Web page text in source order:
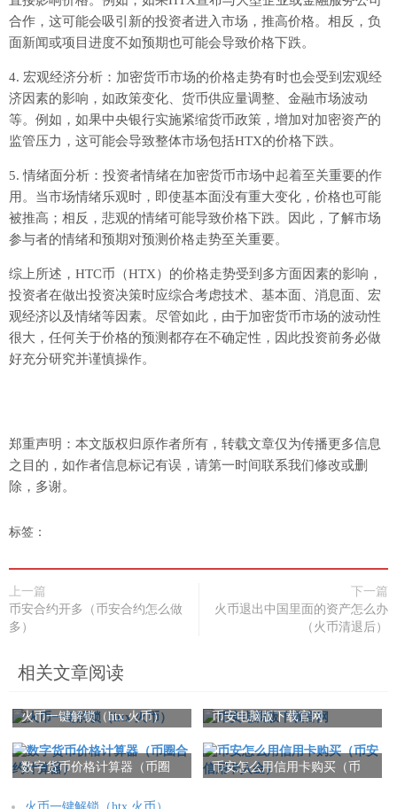
合作，这可能会吸引新的投资者进入市场，推高价格。相反，负
面新闻或项目进度不如预期也可能会导致价格下跌。
4. 宏观经济分析：加密货币市场的价格走势有时也会受到宏观经
济因素的影响，如政策变化、货币供应量调整、金融市场波动
等。例如，如果中央银行实施紧缩货币政策，增加对加密资产的
监管压力，这可能会导致整体市场包括HTX的价格下跌。
5. 情绪面分析：投资者情绪在加密货币市场中起着至关重要的作
用。当市场情绪乐观时，即使基本面没有重大变化，价格也可能
被推高；相反，悲观的情绪可能导致价格下跌。因此，了解市场
参与者的情绪和预期对预测价格走势至关重要。
综上所述，HTC币（HTX）的价格走势受到多方面因素的影响，
投资者在做出投资决策时应综合考虑技术、基本面、消息面、宏
观经济以及情绪等因素。尽管如此，由于加密货币市场的波动性
很大，任何关于价格的预测都存在不确定性，因此投资前务必做
好充分研究并谨慎操作。
郑重声明：本文版权归原作者所有，转载文章仅为传播更多信息
之目的，如作者信息标记有误，请第一时间联系我们修改或删
除，多谢。
标签：
上一篇
币安合约开多（币安合约怎么做
多）
下一篇
火币退出中国里面的资产怎么办
（火币清退后）
相关文章阅读
火币一键解锁（htx 火币） 币安电脑版下载官网
数字货币价格计算器（币圈
币安怎么用信用卡购买（币